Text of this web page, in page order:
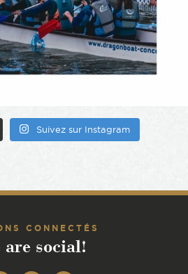
Suivez sur Instagram
CONNECTÉS
are social!